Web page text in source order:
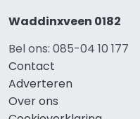
Waddinxveen 0182
Bel ons: 085-04 10 177
Contact
Adverteren
Over ons